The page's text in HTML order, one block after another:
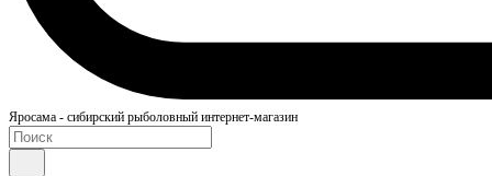
Яросама - сибирский рыболовный интернет-магазин